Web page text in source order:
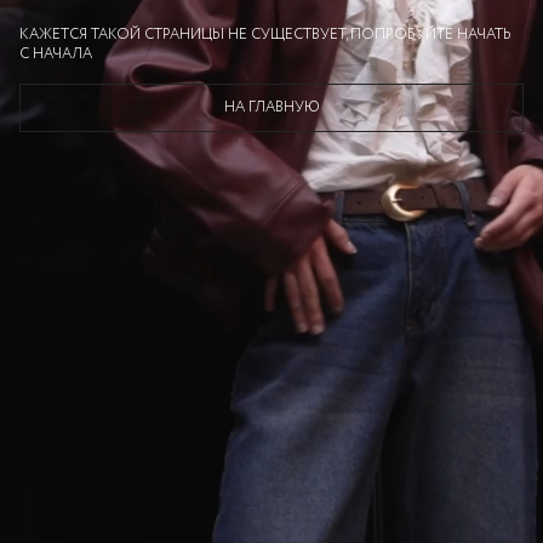
КАЖЕТСЯ ТАКОЙ СТРАНИЦЫ НЕ СУЩЕСТВУЕТ, ПОПРОБУЙТЕ НАЧАТЬ
С НАЧАЛА
НА ГЛАВНУЮ